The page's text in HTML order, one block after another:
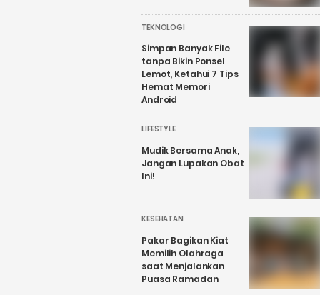
TEKNOLOGI
Simpan Banyak File
tanpa Bikin Ponsel
Lemot, Ketahui 7 Tips
Hemat Memori
Android
LIFESTYLE
Mudik Bersama Anak,
Jangan Lupakan Obat
Ini!
KESEHATAN
Pakar Bagikan Kiat
Memilih Olahraga
saat Menjalankan
Puasa Ramadan